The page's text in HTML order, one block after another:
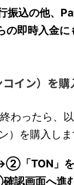
振込の他、
の即時入金に
イン）を購
わったら、
）を購入しま
「TON」
認画面へ進